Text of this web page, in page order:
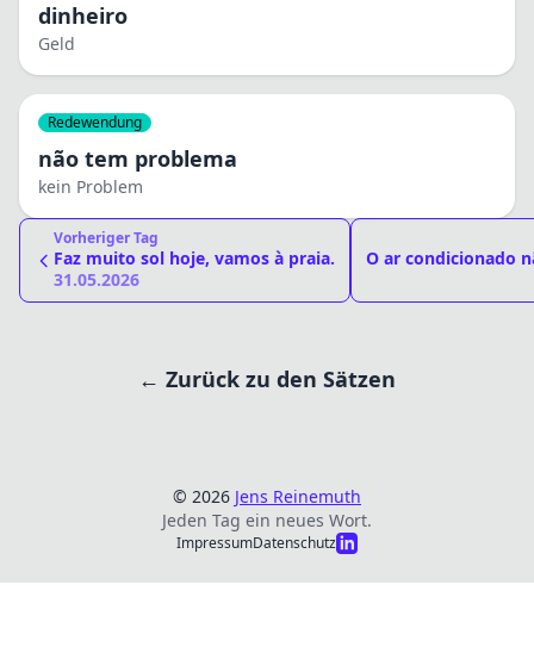
dinheiro
Geld
Redewendung
não tem problema
kein Problem
Vorheriger Tag
Faz muito sol hoje, vamos à praia.
31.05.2026
O ar condicionado
← Zurück zu den Sätzen
© 2026 Jens Reinemuth
Jeden Tag ein neues Wort.
ImpressumDatenschutz